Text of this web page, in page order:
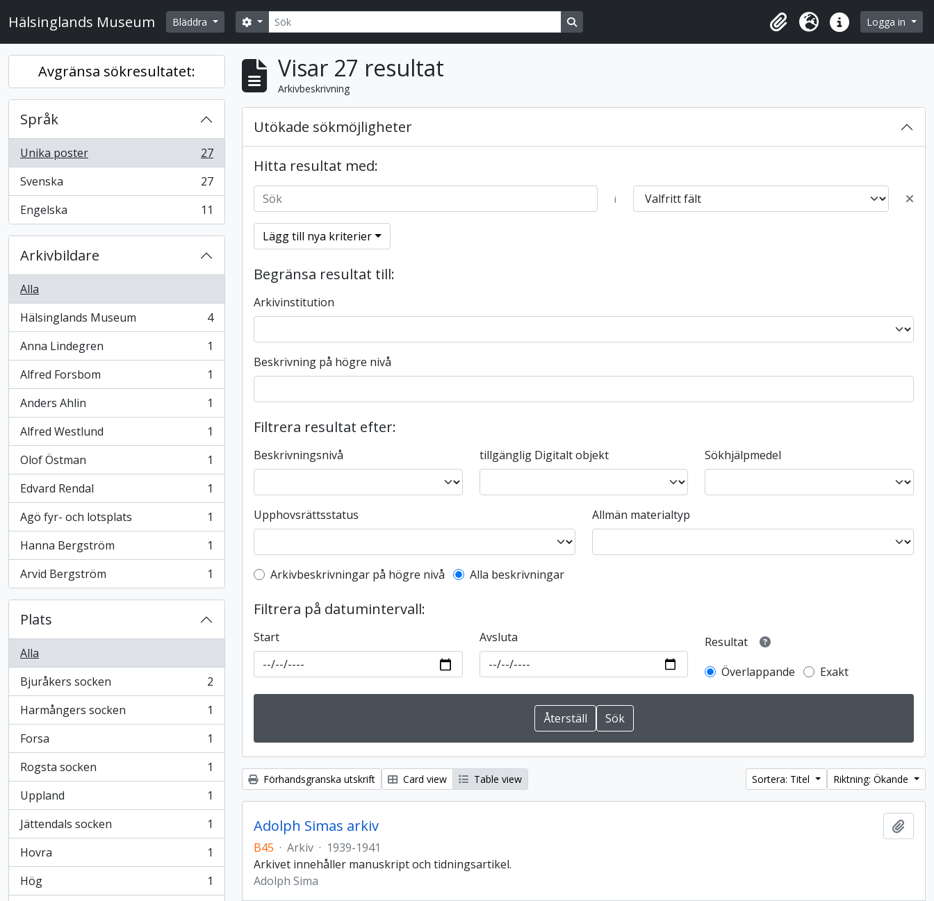
Hälsinglands Museum Bläddra SökSearch options Search in browse page
UrklippSpråk Snabblänkar
Logga in
Avgränsa sökresultatet:
Språk
Unika poster
, 27 resultat
27
Svenska
, 27 resultat
27
Engelska
, 11 resultat 11
Arkivbildare
Alla
Hälsinglands Museum
, 4 resultat
4
Anna Lindegren
, 1 resultat
1
Alfred Forsbom
, 1 resultat
1
Anders Ahlin
, 1 resultat
1
Alfred Westlund
, 1 resultat
1
Olof Östman
, 1 resultat
1
Edvard Rendal
, 1 resultat
1
Agö fyr- och lotsplats
, 1 resultat
1
Hanna Bergström
, 1 resultat
1
Arvid Bergström
, 1 resultat 1
Plats
Alla
Bjuråkers socken
, 2 resultat
2
Harmångers socken
, 1 resultat
1
Forsa
, 1 resultat
1
Rogsta socken
, 1 resultat
1
Uppland
, 1 resultat
1
Jättendals socken
, 1 resultat
1
Hovra
, 1 resultat
1
Hög
, 1 resultat
1
Visar 27 resultat
Arkivbeskrivning
Utökade sökmöjligheter
Hitta resultat med:
i
Lägg till nya kriterier
Begränsa resultat till:
Arkivinstitution
Beskrivning på högre nivå
Filtrera resultat efter:
Beskrivningsnivå tillgänglig Digitalt objekt Sökhjälpmedel
Upphovsrättsstatus Allmän materialtyp
Top-level description filter
Arkivbeskrivningar på högre nivå Alla beskrivningar
Filtrera på datumintervall:
Start Avsluta
Resultat
Överlappande
Exakt
Förhandsgranska utskrift Card view Table view Sortera: Titel Riktning: Ökande
Adolph Simas arkiv
B45 · Arkiv · 1939-1941
Arkivet innehåller manuskript och tidningsartikel.
Adolph Sima